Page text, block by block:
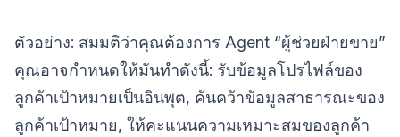
ตัวอย่าง: สมมติว่าคุณต้องการ Agent “ผู้ช่วยฝ่ายขาย”
คุณอาจกำหนดให้มันทำดังนี้: รับข้อมูลโปรไฟล์ของ
ลูกค้าเป้าหมายเป็นอินพุต, ค้นคว้าข้อมูลสาธารณะของ
ลูกค้าเป้าหมาย, ให้คะแนนความเหมาะสมของลูกค้า